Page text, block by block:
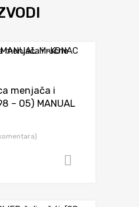
menjača i
– 05) MANUAL